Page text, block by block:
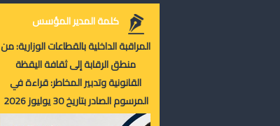
كلمة المدير المؤسس
المراقبة الداخلية بالقطاعات الوزارية: من
منطق الرقابة إلى ثقافة اليقظة
القانونية وتدبير المخاطر: قراءة في
المرسوم الصادر بتاريخ 30 يوليوز 2026